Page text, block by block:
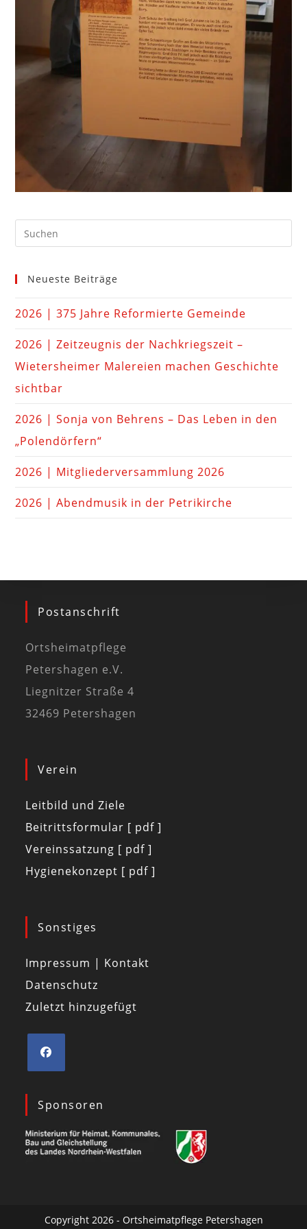
Neueste Beiträge
2026 | 375 Jahre Reformierte Gemeinde
2026 | Zeitzeugnis der Nachkriegszeit –
Wietersheimer Malereien machen Geschichte
sichtbar
2026 | Sonja von Behrens – Das Leben in den
„Polendörfern“
2026 | Mitgliederversammlung 2026
2026 | Abendmusik in der Petrikirche
Postanschrift
Ortsheimatpflege
Petershagen e.V.
Liegnitzer Straße 4
32469 Petershagen
Verein
Leitbild und Ziele
Beitrittsformular [ pdf ]
Vereinssatzung [ pdf ]
Hygienekonzept [ pdf ]
Sonstiges
Impressum | Kontakt
Datenschutz
Zuletzt hinzugefügt
Sponsoren
Copyright 2026 - Ortsheimatpflege Petershagen